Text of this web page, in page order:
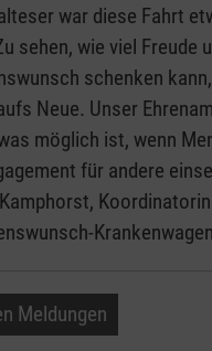
war diese Fahrt
sehen, wie viel Freude
schenken
Neue. Unser
möglich ist, wenn
für andere
Meldungen